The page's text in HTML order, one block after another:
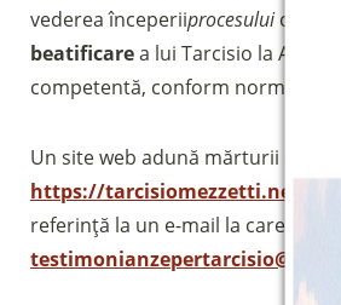
vederea începeriiprocesului
beatificarea lui Tarcisio la
competentă, conform normelor
Un site web adună mărturii despre
https://tarcisiomezzetti.net
.
referință la un e-mail la care
Sostieni la Comunità
Fai una donazione sul nostro
IBAN: